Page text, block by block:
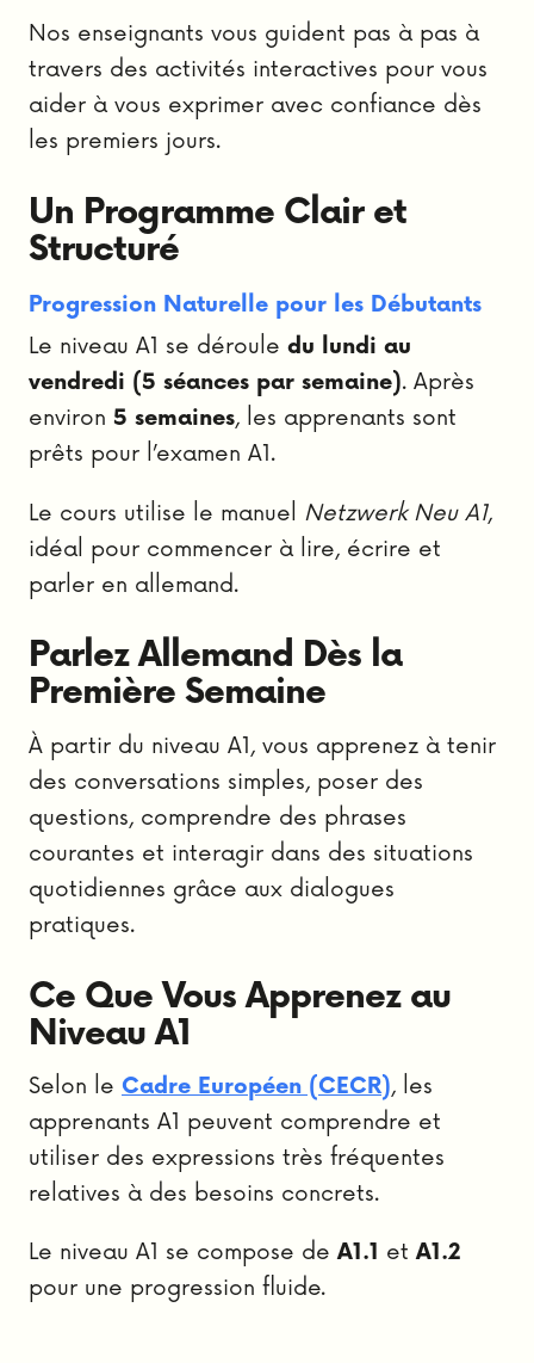
Nos enseignants vous guident pas à pas à
travers des activités interactives pour vous
aider à vous exprimer avec confiance dès
les premiers jours.
Un Programme Clair et
Structuré
Progression Naturelle pour les Débutants
Le niveau A1 se déroule du lundi au
vendredi (5 séances par semaine). Après
environ 5 semaines, les apprenants sont
prêts pour l’examen A1.
Le cours utilise le manuel Netzwerk Neu A1,
idéal pour commencer à lire, écrire et
parler en allemand.
Parlez Allemand Dès la
Première Semaine
À partir du niveau A1, vous apprenez à tenir
des conversations simples, poser des
questions, comprendre des phrases
courantes et interagir dans des situations
quotidiennes grâce aux dialogues
pratiques.
Ce Que Vous Apprenez au
Niveau A1
Selon le Cadre Européen (CECR), les
apprenants A1 peuvent comprendre et
utiliser des expressions très fréquentes
relatives à des besoins concrets.
Le niveau A1 se compose deA1.1 etA1.2
pour une progression fluide.